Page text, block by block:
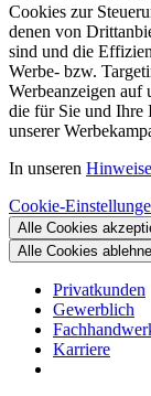
Cookies zur
denen von
sind und die
Werbe- bzw.
Werbeanzeigen auf
die für Sie und Ihre
unserer
In unseren
Cookie-
Alle Cookies
Alle Cookies
Privatkunden
Gewerblich
Karriere